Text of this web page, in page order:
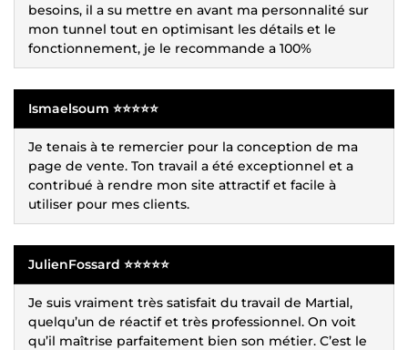
besoins, il a su mettre en avant ma personnalité sur
mon tunnel tout en optimisant les détails et le
fonctionnement, je le recommande a 100%
Ismaelsoum ⭐⭐⭐⭐⭐
Je tenais à te remercier pour la conception de ma
page de vente. Ton travail a été exceptionnel et a
contribué à rendre mon site attractif et facile à
utiliser pour mes clients.
JulienFossard ⭐⭐⭐⭐⭐
Je suis vraiment très satisfait du travail de Martial,
quelqu’un de réactif et très professionnel. On voit
qu’il maîtrise parfaitement bien son métier. C’est le